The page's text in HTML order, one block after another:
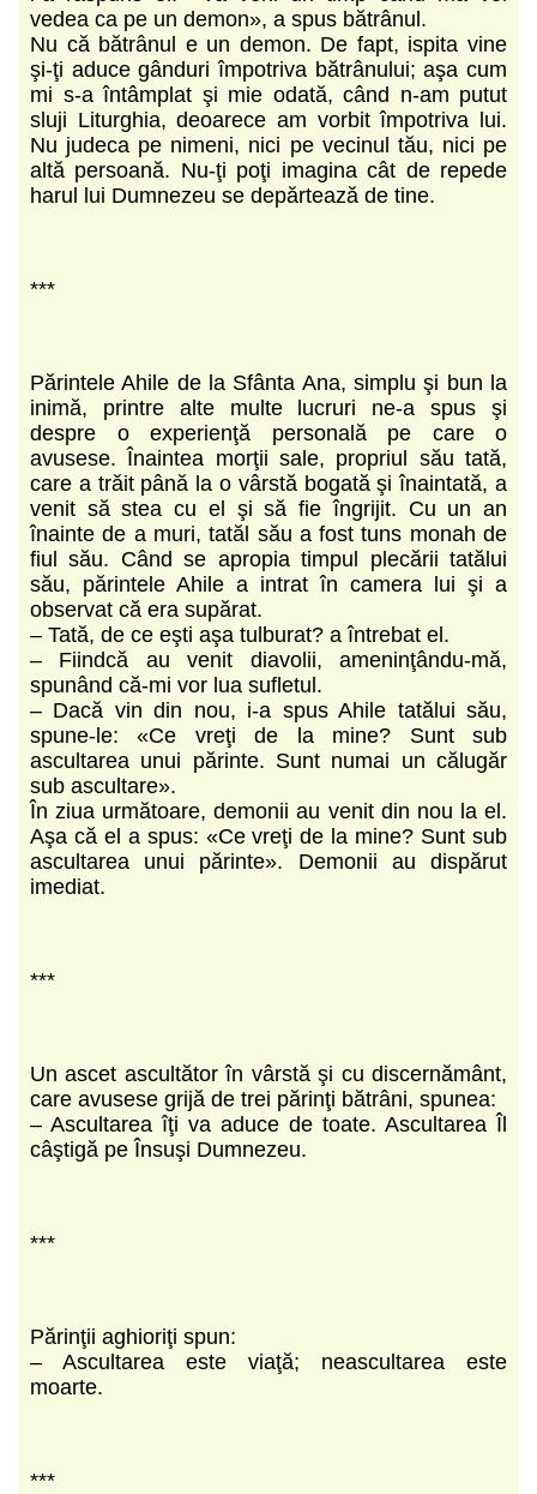
vedea ca pe un demon», a spus bătrânul.
Nu că bătrânul e un demon. De fapt, ispita vine
şi-ţi aduce gânduri împotriva bătrânului; aşa cum
mi s-a întâmplat şi mie odată, când n-am putut
sluji Liturghia, deoarece am vorbit împotriva lui.
Nu judeca pe nimeni, nici pe vecinul tău, nici pe
altă persoană. Nu-ţi poţi imagina cât de repede
harul lui Dumnezeu se depărtează de tine.
***
Părintele Ahile de la Sfânta Ana, simplu şi bun la
inimă, printre alte multe lucruri ne-a spus şi
despre o experienţă personală pe care o
avusese. Înaintea morţii sale, propriul său tată,
care a trăit până la o vârstă bogată şi înaintată, a
venit să stea cu el şi să fie îngrijit. Cu un an
înainte de a muri, tatăl său a fost tuns monah de
fiul său. Când se apropia timpul plecării tatălui
său, părintele Ahile a intrat în camera lui şi a
observat că era supărat.
– Tată, de ce eşti aşa tulburat? a întrebat el.
– Fiindcă au venit diavolii, ameninţându-mă,
spunând că-mi vor lua sufletul.
– Dacă vin din nou, i-a spus Ahile tatălui său,
spune-le: «Ce vreţi de la mine? Sunt sub
ascultarea unui părinte. Sunt numai un călugăr
sub ascultare».
În ziua următoare, demonii au venit din nou la el.
Aşa că el a spus: «Ce vreţi de la mine? Sunt sub
ascultarea unui părinte». Demonii au dispărut
imediat.
***
Un ascet ascultător în vârstă şi cu discernământ,
care avusese grijă de trei părinţi bătrâni, spunea:
– Ascultarea îţi va aduce de toate. Ascultarea Îl
câştigă pe Însuşi Dumnezeu.
***
Părinţii aghioriţi spun:
– Ascultarea este viaţă; neascultarea este
moarte.
***